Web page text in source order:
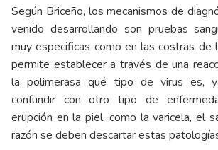
Según Briceño, los mecanismos de
venido desarrollando son pruebas
muy especificas como en las costras de
permite establecer a través de una
la polimerasa qué tipo de virus es,
confundir con otro tipo de
erupción en la piel, como la varicela, el
razón se deben descartar estas